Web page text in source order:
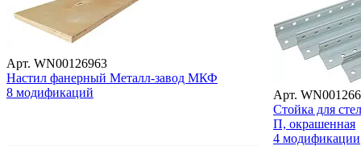
Арт. WN00126963
Настил фанерный Металл-завод МКФ
8 модификаций
Арт.
Стойка для
П, окрашенная
4 модификации